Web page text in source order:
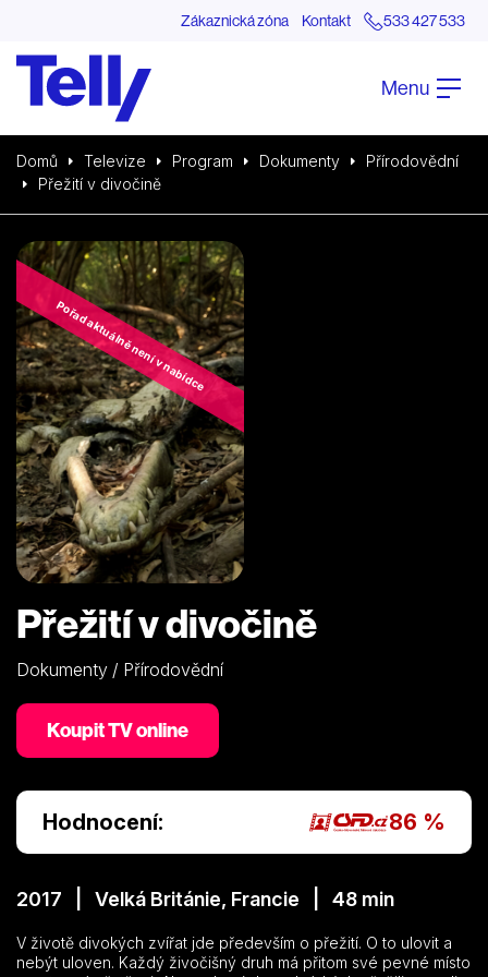
Zákaznická zóna Kontakt 533 427 533
Menu
Domů Televize Program Dokumenty
Přírodovědní
Přežití v divočině
Pořad aktuálně není v nabídce
Přežití v divočině
Dokumenty / Přírodovědní
Koupit TV online
Hodnocení: 86 %
2017 | Velká Británie, Francie | 48 min
V životě divokých zvířat jde především o přežití. O to ulovit a
nebýt uloven. Každý živočišný druh má přitom své pevné místo